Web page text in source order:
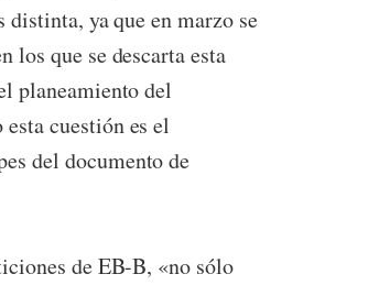
ya que en marzo se
los que se descarta esta
planeamiento del
cuestión es el
del documento de
de EB-B, «no sólo